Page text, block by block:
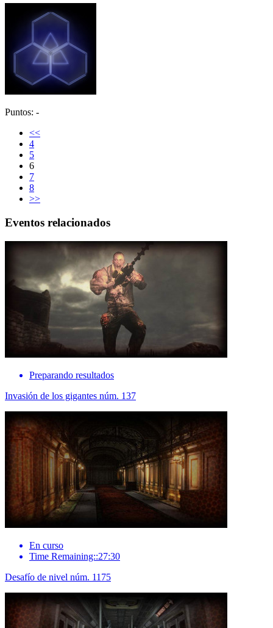
Puntos: -
<<
4
5
6
7
8
>>
Eventos relacionados
Preparando resultados
Invasión de los gigantes núm. 137
En curso
Time Remaining::27:30
Desafío de nivel núm. 1175